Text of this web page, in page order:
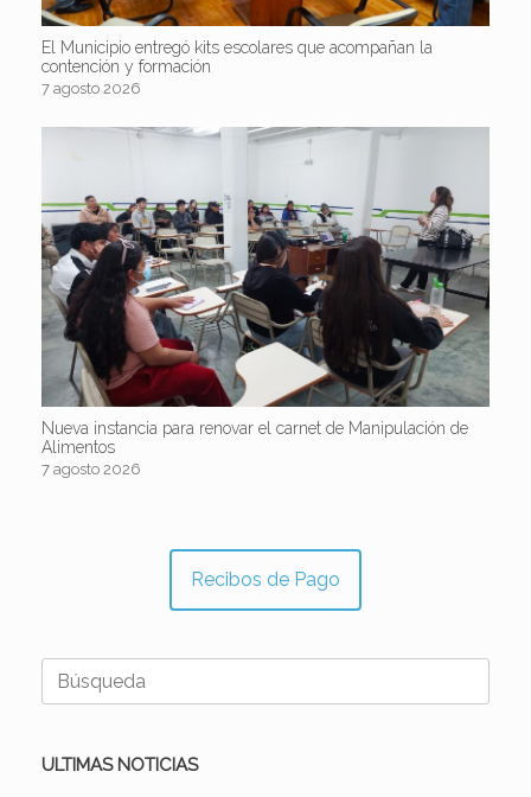
El Municipio entregó kits escolares que acompañan la
contención y formación
7 agosto 2026
Nueva instancia para renovar el carnet de Manipulación de
Alimentos
7 agosto 2026
Recibos de Pago
Buscar:
ULTIMAS NOTICIAS